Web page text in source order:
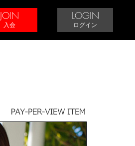
JOIN
入会
LOGIN
ログイン